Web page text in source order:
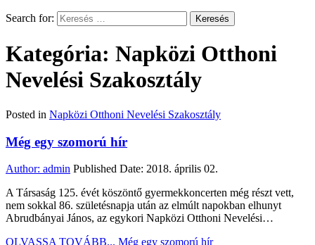
Search for:
Kategória: Napközi Otthoni
Nevelési Szakosztály
Posted in Napközi Otthoni Nevelési Szakosztály
Még egy szomorú hír
Author: admin Published Date: 2018. április 02.
A Társaság 125. évét köszöntő gyermekkoncerten még részt vett,
nem sokkal 86. születésnapja után az elmúlt napokban elhunyt
Abrudbányai János, az egykori Napközi Otthoni Nevelési…
OLVASSA TOVÁBB... Még egy szomorú hír